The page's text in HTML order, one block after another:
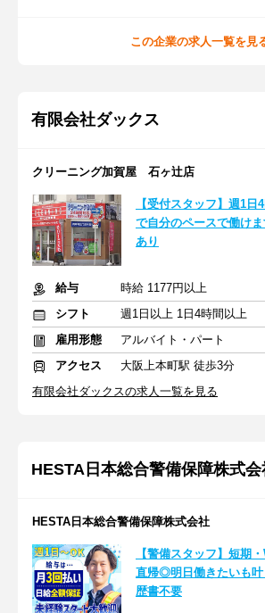
この企業の求人一覧を見
有限会社ダックス
クリーニング加賀屋 石ヶ辻店
【受付スタッフ】週1日
で自分のペースで働け
あり
給与
時給 1177円以上
シフト
週1日以上 1日4時間以上
雇用形態
アルバイト・パート
アクセス
大阪上本町駅 徒歩3分
有限会社ダックスの求人一覧を見る
HESTA日本総合警備保障株式会
HESTA日本総合警備保障株式会社
【警備スタッフ】短期
直帰◎明日働きたいも
歴書不要